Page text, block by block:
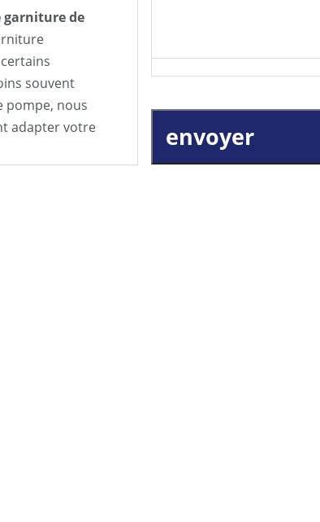
de
souvent
pompe, nous
adapter votre
envoyer